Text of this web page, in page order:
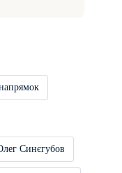
Синєгубов